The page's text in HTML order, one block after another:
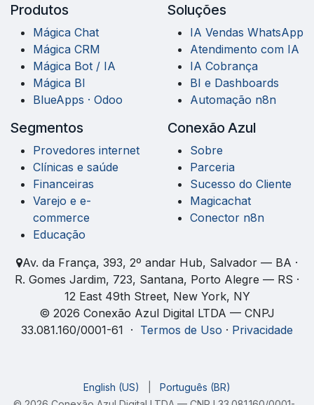
Produtos
Mágica Chat
Mágica CRM
Mágica Bot / IA
Mágica BI
BlueApps · Odoo
Soluções
IA Vendas WhatsApp
Atendimento com IA
IA Cobrança
BI e Dashboards
Automação n8n
Segmentos
Provedores internet
Clínicas e saúde
Financeiras
Varejo e e-
commerce
Educação
Conexão Azul
Sobre
Parceria
Sucesso do Cliente
Magicachat
Conector n8n
Av. da França, 393, 2º andar Hub, Salvador — BA ·
R. Gomes Jardim, 723, Santana, Porto Alegre — RS ·
12 East 49th Street, New York, NY
© 2026 Conexão Azul Digital LTDA — CNPJ
33.081.160/0001-61 · Termos de Uso · Privacidade
English (US) Português (BR)